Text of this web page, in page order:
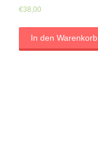
€38,00
In den Warenkorb